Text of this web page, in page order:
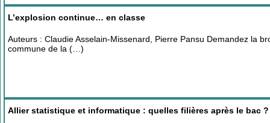
L’explosion continue… en classe
Auteurs : Claudie Asselain-Missenard, Pierre Pansu Demandez la
commune de la (…)
Allier statistique et informatique : quelles filières après le bac ?